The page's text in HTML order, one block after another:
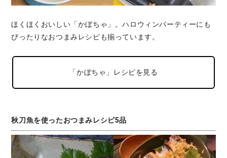
ほくほくおいしい「かぼちゃ」。ハロウィンパーティーにも
ぴったりなおつまみレシピも揃っています。
「かぼちゃ」レシピを見る
秋刀魚を使ったおつまみレシピ5品